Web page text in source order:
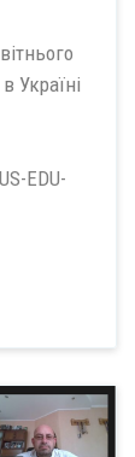
Україні
EDU-